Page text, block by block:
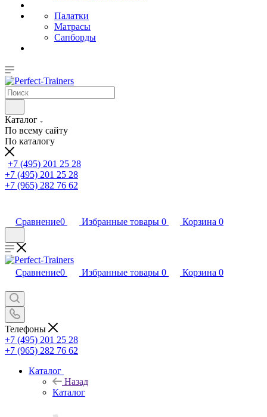
Палатки
Матрасы
Сапборды
Каталог
По всему сайту
По каталогу
+7 (495) 201 25 28
+7 (495) 201 25 28
+7 (965) 282 76 62
Сравнение0 Избранные товары 0 Корзина 0
Сравнение0 Избранные товары 0 Корзина 0
Телефоны
+7 (495) 201 25 28
+7 (965) 282 76 62
Каталог
Назад
Каталог